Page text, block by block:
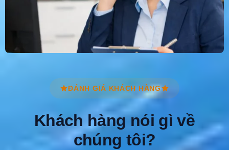
ĐÁNH GIÁ KHÁCH HÀNG
Khách hàng nói gì về
chúng tôi?